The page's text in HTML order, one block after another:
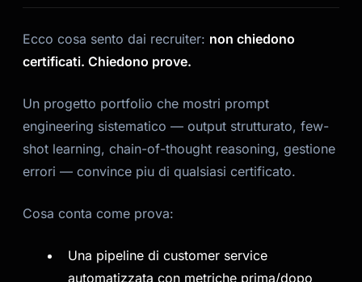
Ecco cosa sento dai recruiter: non chiedono
certificati. Chiedono prove.
Un progetto portfolio che mostri prompt
engineering sistematico — output strutturato, few-
shot learning, chain-of-thought reasoning, gestione
errori — convince piu di qualsiasi certificato.
Cosa conta come prova:
Una pipeline di customer service
automatizzata con metriche prima/dopo